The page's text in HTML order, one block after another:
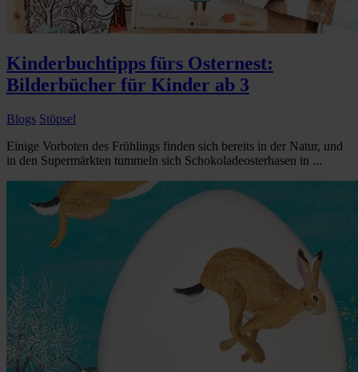
Kinderbuchtipps fürs Osternest:
Bilderbücher für Kinder ab 3
Blogs Stöpsel
Einige Vorboten des Frühlings finden sich bereits in der Natur, und
in den Supermärkten tummeln sich Schokoladeosterhasen in ...